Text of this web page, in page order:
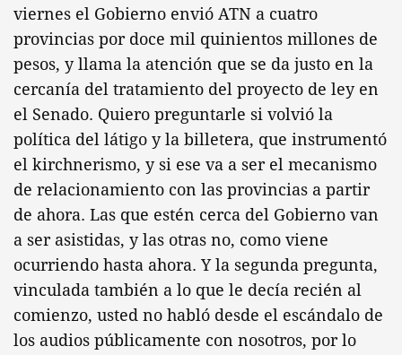
viernes el Gobierno envió ATN a cuatro
provincias por doce mil quinientos millones de
pesos, y llama la atención que se da justo en la
cercanía del tratamiento del proyecto de ley en
el Senado. Quiero preguntarle si volvió la
política del látigo y la billetera, que instrumentó
el kirchnerismo, y si ese va a ser el mecanismo
de relacionamiento con las provincias a partir
de ahora. Las que estén cerca del Gobierno van
a ser asistidas, y las otras no, como viene
ocurriendo hasta ahora. Y la segunda pregunta,
vinculada también a lo que le decía recién al
comienzo, usted no habló desde el escándalo de
los audios públicamente con nosotros, por lo